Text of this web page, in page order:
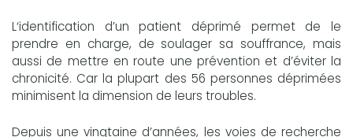
L‘identification d’un patient déprimé permet de le
prendre en charge, de soulager sa souffrance, mais
aussi de mettre en route une prévention et d’éviter la
chronicité. Car la plupart des 56 personnes déprimées
minimisent la dimension de leurs troubles.
Depuis une vingtaine d’années, les voies de recherche